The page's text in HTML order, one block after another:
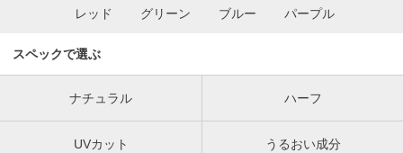
レッド グリーン ブルー パープル
スペックで選ぶ
ナチュラル ハーフ
UVカット うるおい成分